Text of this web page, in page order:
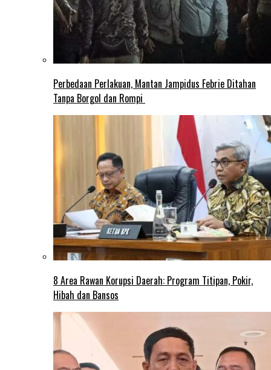
Perbedaan Perlakuan, Mantan Jampidus Febrie Ditahan
Tanpa Borgol dan Rompi
8 Area Rawan Korupsi Daerah: Program Titipan, Pokir,
Hibah dan Bansos